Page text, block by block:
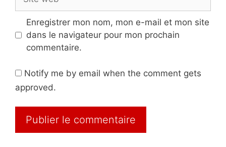
web
Enregistrer mon nom, mon e-mail et mon site
dans le navigateur pour mon prochain
commentaire.
Notify me by email when the comment gets
approved.